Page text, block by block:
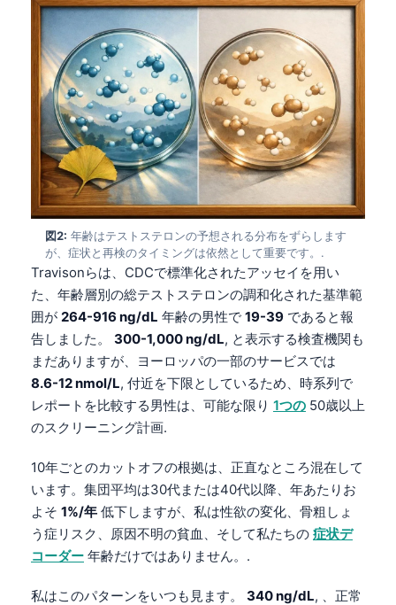
図2: 年齢はテストステロンの予想される分布をずらします
が、症状と再検のタイミングは依然として重要です。.
Travisonらは、CDCで標準化されたアッセイを用い
た、年齢層別の総テストステロンの調和化された基準範
囲が 264-916 ng/dL 年齢の男性で 19-39 であると報
告しました。 300-1,000 ng/dL, と表示する検査機関も
まだありますが、ヨーロッパの一部のサービスでは
8.6-12 nmol/L, 付近を下限としているため、時系列で
レポートを比較する男性は、可能な限り 1つの 50歳以上
のスクリーニング計画.
10年ごとのカットオフの根拠は、正直なところ混在して
います。集団平均は30代または40代以降、年あたりお
よそ 1%/年 低下しますが、私は性欲の変化、骨粗しょ
う症リスク、原因不明の貧血、そして私たちの 症状デ
コーダー 年齢だけではありません。.
私はこのパターンをいつも見ます。 340 ng/dL, 、正常